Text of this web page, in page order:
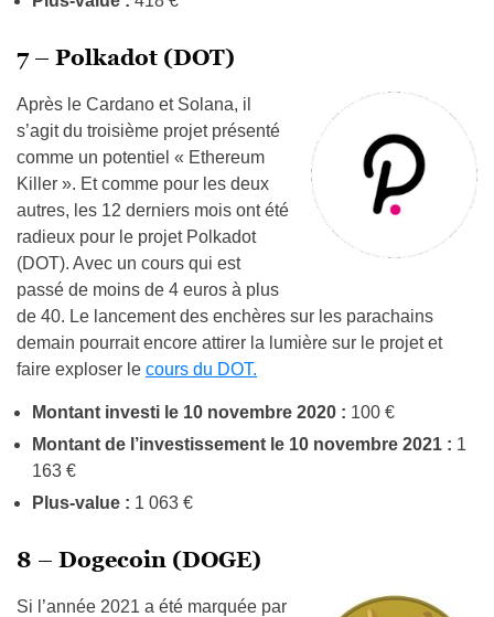
7 – Polkadot (DOT)
Après le Cardano et Solana, il
s’agit du troisième projet présenté
comme un potentiel « Ethereum
Killer ». Et comme pour les deux
autres, les 12 derniers mois ont été
radieux pour le projet Polkadot
(DOT). Avec un cours qui est
passé de moins de 4 euros à plus
de 40. Le lancement des enchères sur les parachains
demain pourrait encore attirer la lumière sur le projet et
faire exploser le cours du DOT.
Montant investi le 10 novembre 2020 : 100 €
Montant de l’investissement le 10 novembre 2021 : 1
163 €
Plus-value : 1 063 €
8 – Dogecoin (DOGE)
Si l’année 2021 a été marquée par